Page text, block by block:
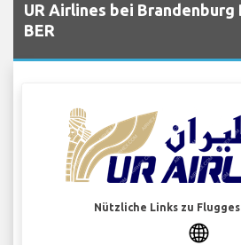
UR Airlines bei Brandenburg
BER
Nützliche Links zu